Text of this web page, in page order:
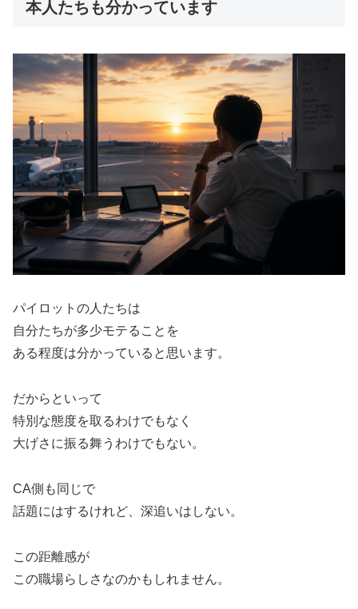
本人たちも分かっています
パイロットの人たちは
自分たちが多少モテることを
ある程度は分かっていると思います。
だからといって
特別な態度を取るわけでもなく
大げさに振る舞うわけでもない。
CA側も同じで
話題にはするけれど、深追いはしない。
この距離感が
この職場らしさなのかもしれません。